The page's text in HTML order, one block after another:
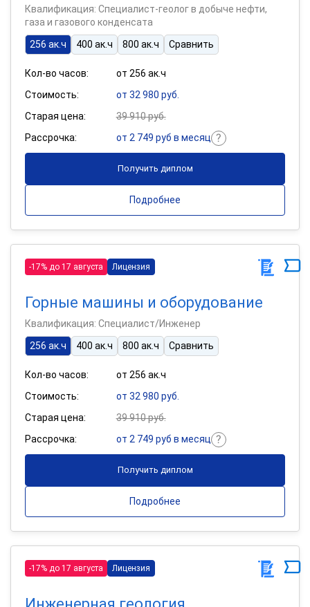
Квалификация: Специалист-геолог в добыче нефти,
газа и газового конденсата
256 ак.ч
400 ак.ч 800 ак.ч Сравнить
Кол-во часов:
от 256 ак.ч
Стоимость:
от 32 980 руб.
Старая цена:
39 910 руб.
Рассрочка:
от 2 749 руб в месяц
Получить диплом
Подробнее
-17% до 17 августа Лицензия
Горные машины и оборудование
Квалификация: Специалист/Инженер
256 ак.ч
400 ак.ч 800 ак.ч Сравнить
Кол-во часов:
от 256 ак.ч
Стоимость:
от 32 980 руб.
Старая цена:
39 910 руб.
Рассрочка:
от 2 749 руб в месяц
Получить диплом
Подробнее
-17% до 17 августа Лицензия